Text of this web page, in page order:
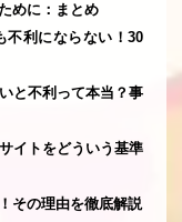
めに：まとめ
不利にならない！30
と不利って本当？事
イトをどういう基準
その理由を徹底解説